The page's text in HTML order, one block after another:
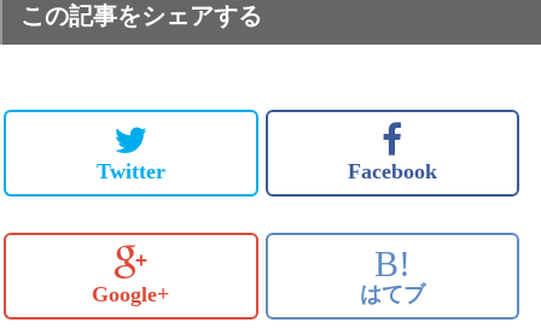
この記事をシェアする
Twitter Facebook
Google+
B!
はてブ